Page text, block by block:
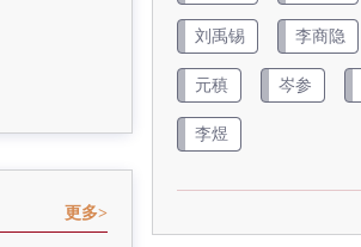
更多>
刘禹锡 李商隐
元稹 岑参
李煜